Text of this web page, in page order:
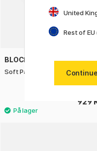
BLOCKX
Soft Pastels Grey 24-set
929
United
Rest of EU